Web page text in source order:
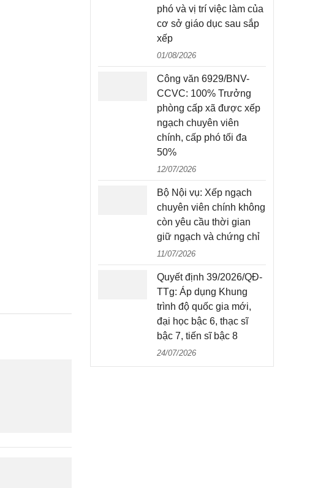
phó và vị trí việc làm của
cơ sở giáo dục sau sắp
xếp
01/08/2026
Công văn 6929/BNV-
CCVC: 100% Trưởng
phòng cấp xã được xếp
ngạch chuyên viên
chính, cấp phó tối đa
50%
12/07/2026
Bộ Nội vụ: Xếp ngạch
chuyên viên chính không
còn yêu cầu thời gian
giữ ngạch và chứng chỉ
11/07/2026
Quyết định 39/2026/QĐ-
TTg: Áp dụng Khung
trình độ quốc gia mới,
đại học bậc 6, thạc sĩ
bậc 7, tiến sĩ bậc 8
24/07/2026